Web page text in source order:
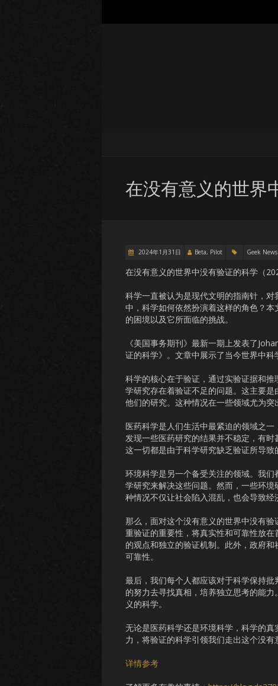
在没有意义的世界
2024年1月31日 Beta, Pilot Geek News
在没有意义的世界中没有验证的科学（
科学一直被认为是现代文明的指南针，
中，科学如何依然扮演着这样的角色？
的困境以及它所面临的挑战。
《美国事务期刊》最新一期上发表了
证的科学》。文章中展示了当今世界中科
科学的核心在于验证，通过实验证据和
学研究存在着验证不足的问题。这主要
他们的研究。这种情况在一些领域尤为突
医药科学是人们生活中最紧迫的领域之
发现一些医药研究的结果并不稳定，有时
这一切都是由于科学研究缺乏验证所导致
环境科学是另一个备受关注的领域。我
学研究来解决这些问题。然而，一些环
种情况不仅让社会陷入混乱，也会导致经
那么，面对这个没有意义的世界中没有
重验证的重要性，将真实性和可靠性放
的观点和独立的验证机制。此外，政府
可靠性。
最后，我们每个人都应该对于科学保持
的努力去寻找真相，培养独立思考的能
义的科学。
无论是医药科学还是环境科学，科学的
力，将验证的科学引领我们走出这个没有
详情参考